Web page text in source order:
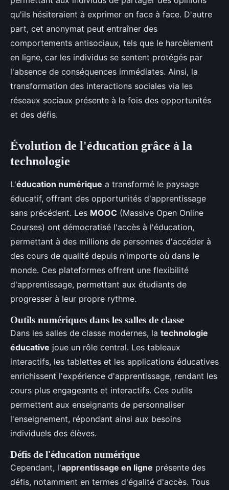
qu'ils hésiteraient à exprimer en face à face. D'autre
part, cet anonymat peut entraîner des
comportements antisociaux, tels que le harcèlement
en ligne, car les individus se sentent protégés par
l'absence de conséquences immédiates. Ainsi, la
transformation des interactions sociales via les
réseaux sociaux présente à la fois des opportunités
et des défis.
Évolution de l'éducation grâce à la
technologie
L'éducation numérique a transformé le paysage
éducatif, offrant des opportunités d'apprentissage
sans précédent. Les MOOC (Massive Open Online
Courses) ont démocratisé l'accès à l'éducation,
permettant à des millions de personnes d'accéder à
des cours de qualité depuis n'importe où dans le
monde. Ces plateformes offrent une flexibilité
d'apprentissage, permettant aux étudiants de
progresser à leur propre rythme.
Outils numériques dans les salles de classe
Dans les salles de classe modernes, la technologie
éducative joue un rôle central. Les tableaux
interactifs, les tablettes et les applications éducatives
enrichissent l'expérience d'apprentissage, rendant les
cours plus engageants et interactifs. Ces outils
permettent aux enseignants de personnaliser
l'enseignement, répondant ainsi aux besoins
individuels des élèves.
Défis de l'éducation numérique
Cependant, l'apprentissage en ligne présente des
défis, notamment en termes d'égalité d'accès. Tous